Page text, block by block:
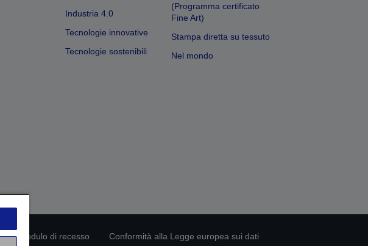
Industria 4.0
Tecnologie innovative
Tecnologie sostenibili
(Programma certificato
Fine Art)
Stampa diretta su tessuto
Nel mondo
Modulo di recesso Conformità alla Legge europea sui dati